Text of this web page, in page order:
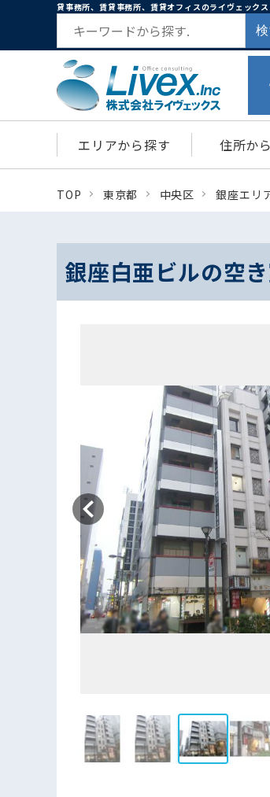
貸事務所、賃貸事務所、賃貸オフィスのライヴェックス
エリアから探す 住所か
TOP 東京都 中央区 銀座エリ
銀座白亜ビルの空